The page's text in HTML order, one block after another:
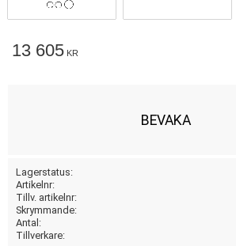
13 605 KR
BEVAKA
Lagerstatus
Artikelnr
Tillv. artikelnr
Skrymmande
Antal
Tillverkare